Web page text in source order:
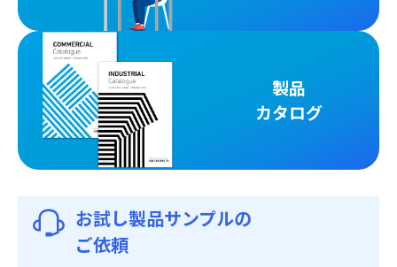
製品
カタログ
お試し製品サンプルの
ご依頼